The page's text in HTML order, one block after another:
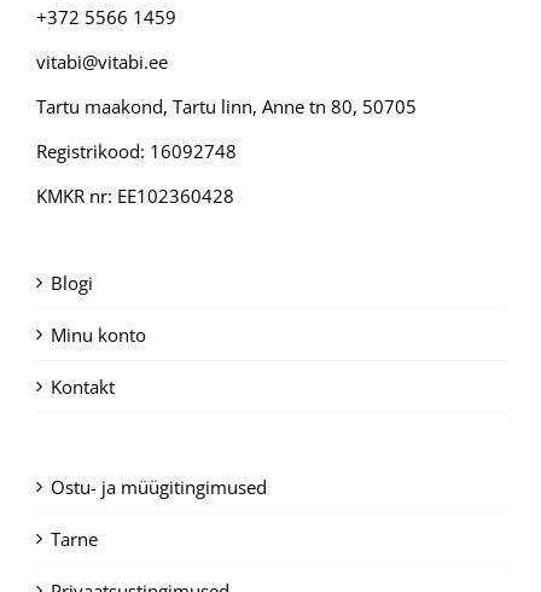
+372 5566 1459
vitabi@vitabi.ee
Tartu maakond, Tartu linn, Anne tn 80, 50705
Registrikood: 16092748
KMKR nr: EE102360428
Blogi
Minu konto
Kontakt
Ostu- ja müügitingimused
Tarne